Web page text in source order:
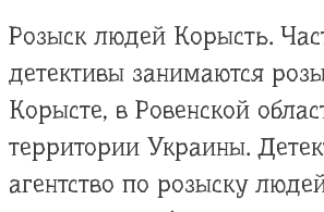
Розыск людей Корысть.
детективы занимаются
Корысте, в Ровенской
территории Украины.
агентство по розыску